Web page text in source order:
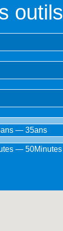
outils
— 35ans
— 50Minutes